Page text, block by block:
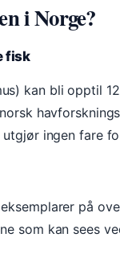
i Norge?
fisk
kan bli opptil
ingen fare
på
som kan sees